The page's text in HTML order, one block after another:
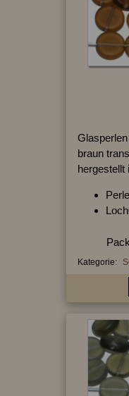
braun
hergestellt
Kategorie: